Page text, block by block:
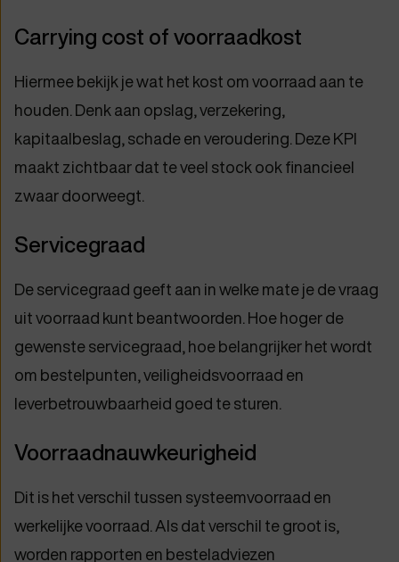
Carrying cost of voorraadkost
Hiermee bekijk je wat het kost om voorraad aan te
houden. Denk aan opslag, verzekering,
kapitaalbeslag, schade en veroudering. Deze KPI
maakt zichtbaar dat te veel stock ook financieel
zwaar doorweegt.
Servicegraad
De servicegraad geeft aan in welke mate je de vraag
uit voorraad kunt beantwoorden. Hoe hoger de
gewenste servicegraad, hoe belangrijker het wordt
om bestelpunten, veiligheidsvoorraad en
leverbetrouwbaarheid goed te sturen.
Voorraadnauwkeurigheid
Dit is het verschil tussen systeemvoorraad en
werkelijke voorraad. Als dat verschil te groot is,
worden rapporten en besteladviezen